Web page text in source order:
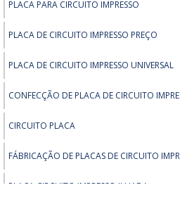
e eficiente. O soluções
as melhores possibilidades do
PLACA PARA CIRCUITO IMPRESSO
PLACA DE CIRCUITO IMPRESSO PREÇO
PLACA DE CIRCUITO IMPRESSO UNIVERSAL
CONFECÇÃO DE PLACA DE CIRCUITO
CIRCUITO PLACA
FÁBRICAÇÃO DE PLACAS DE CIRCUITO
PLACA CIRCUITO IMPRESSO ILHADA